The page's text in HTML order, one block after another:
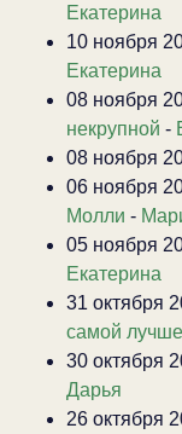
Екатерина
10 ноября
Екатерина
08 ноября
некрупной -
08 ноября
06 ноября
Молли -
05 ноября
Екатерина
31 октября
самой
30 октября
Дарья
26 октября